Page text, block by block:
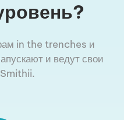
in the trenches и
и ведут свои